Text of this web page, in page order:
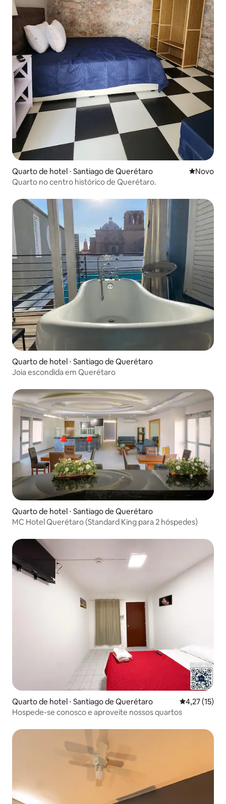
Quarto de hotel ⋅ Santiago de Querétaro Novo
Novo
Quarto no centro histórico de Querétaro.
Quarto de hotel ⋅ Santiago de Querétaro
Joia escondida em Querétaro
Quarto de hotel ⋅ Santiago de Querétaro
MC Hotel Querétaro (Standard King para 2 hóspedes)
Quarto de hotel ⋅ Santiago de Querétaro 4,27 de uma
4,27 (15)
Hospede-se conosco e aproveite nossos quartos